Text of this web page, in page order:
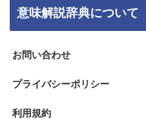
意味解説辞典について
お問い合わせ
プライバシーポリシー
利用規約